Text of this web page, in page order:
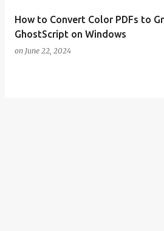
How to Convert Color PDFs to
GhostScript on Windows
on June 22, 2024